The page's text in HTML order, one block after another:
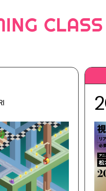
CLASS